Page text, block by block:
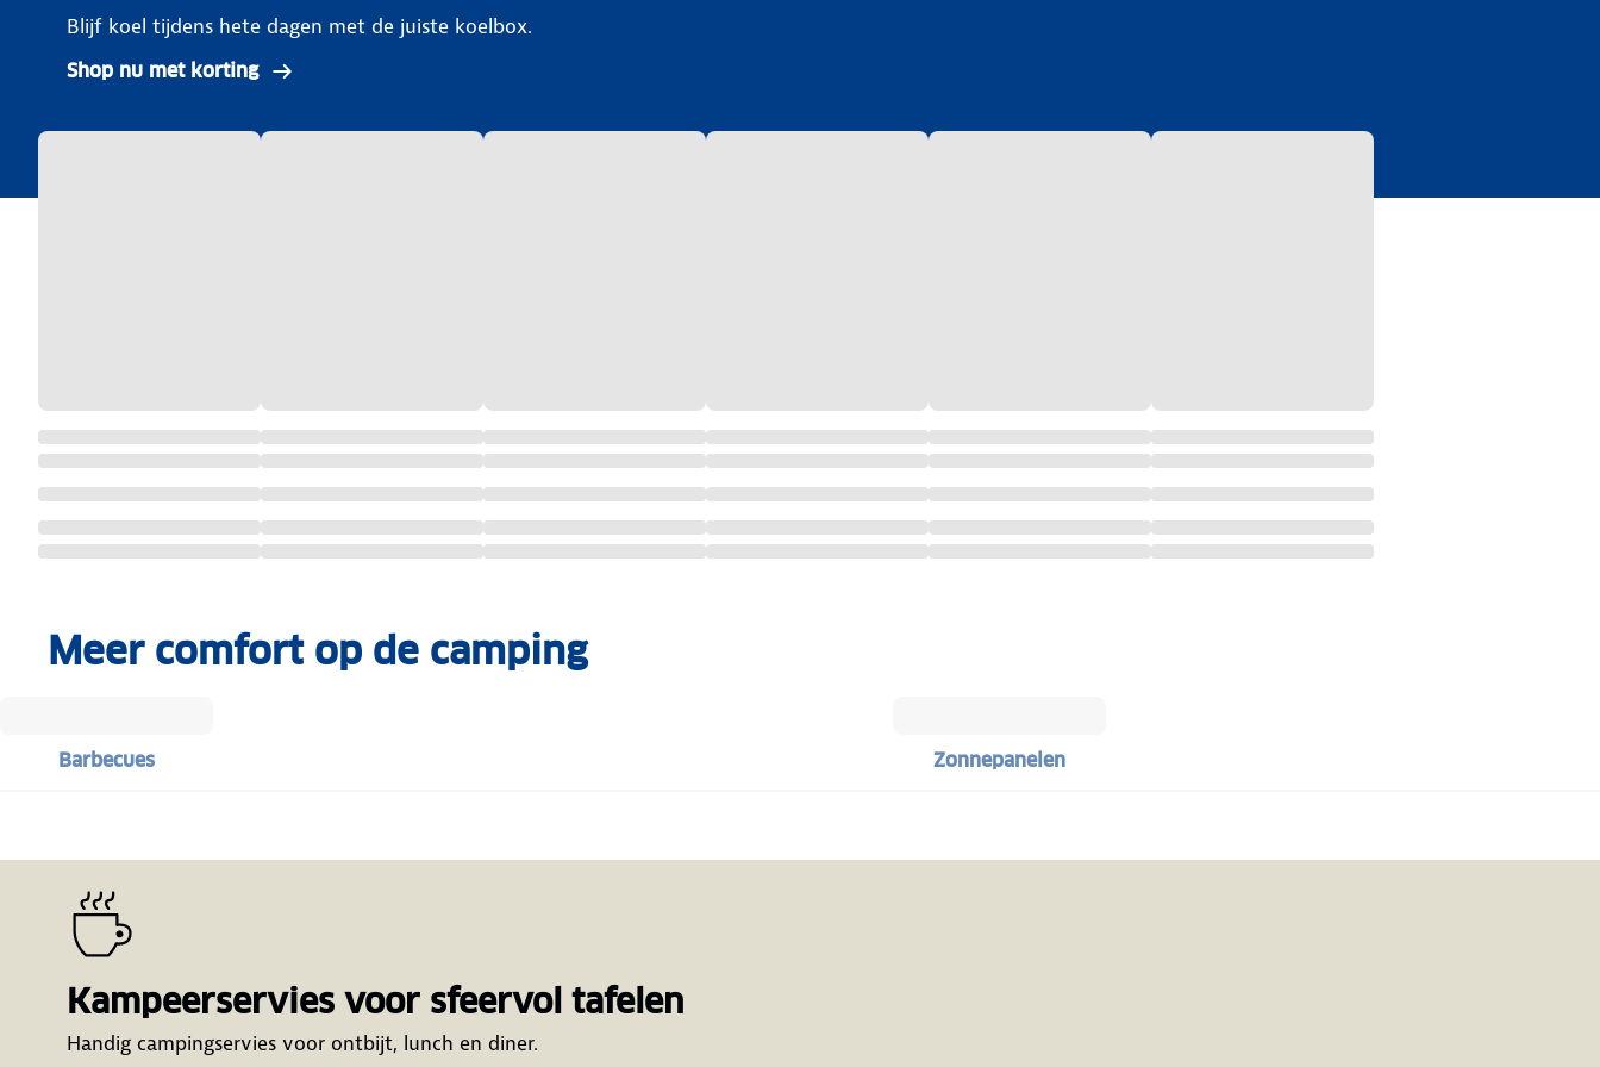
Blijf koel tijdens hete dagen met de juiste koelbox.
Shop nu met korting
Meer comfort op de camping
Barbecues Zonnepanelen
Kampeerservies voor sfeervol tafelen
Handig campingservies voor ontbijt, lunch en diner.